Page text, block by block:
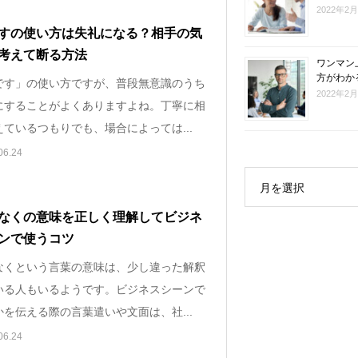
の使い方は失礼になる？相手の気
えて断る方法
す」の使い方ですが、普段無意識のうち
することがよくありますよね。丁寧に相
いるつもりでも、場合によっては...
くの意味を正しく理解してビジネ
で使うコツ
くという言葉の意味は、少し違った解釈
る人もいるようです。ビジネスシーンで
を伝える際の言葉遣いや文面は、社...
2022年2
ワンマン
方がわか
2022年2
月を選択